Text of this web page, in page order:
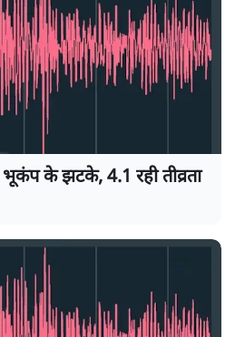
के झटके, 4.1 रही तीव्रता